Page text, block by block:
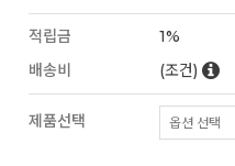
적립금
1%
배송비
(조건)
제품선택